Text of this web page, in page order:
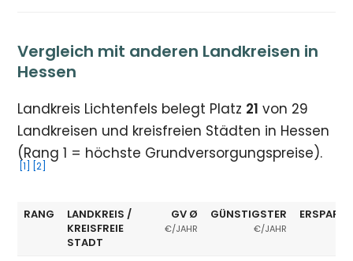
Vergleich mit anderen Landkreisen in
Hessen
Landkreis Lichtenfels belegt Platz 21 von 29
Landkreisen und kreisfreien Städten in Hessen
(Rang 1 = höchste Grundversorgungspreise).
[1] [2]
RANG
LANDKREIS /
KREISFREIE
STADT
GV Ø
€/JAHR
GÜNSTIGSTER
€/JAHR